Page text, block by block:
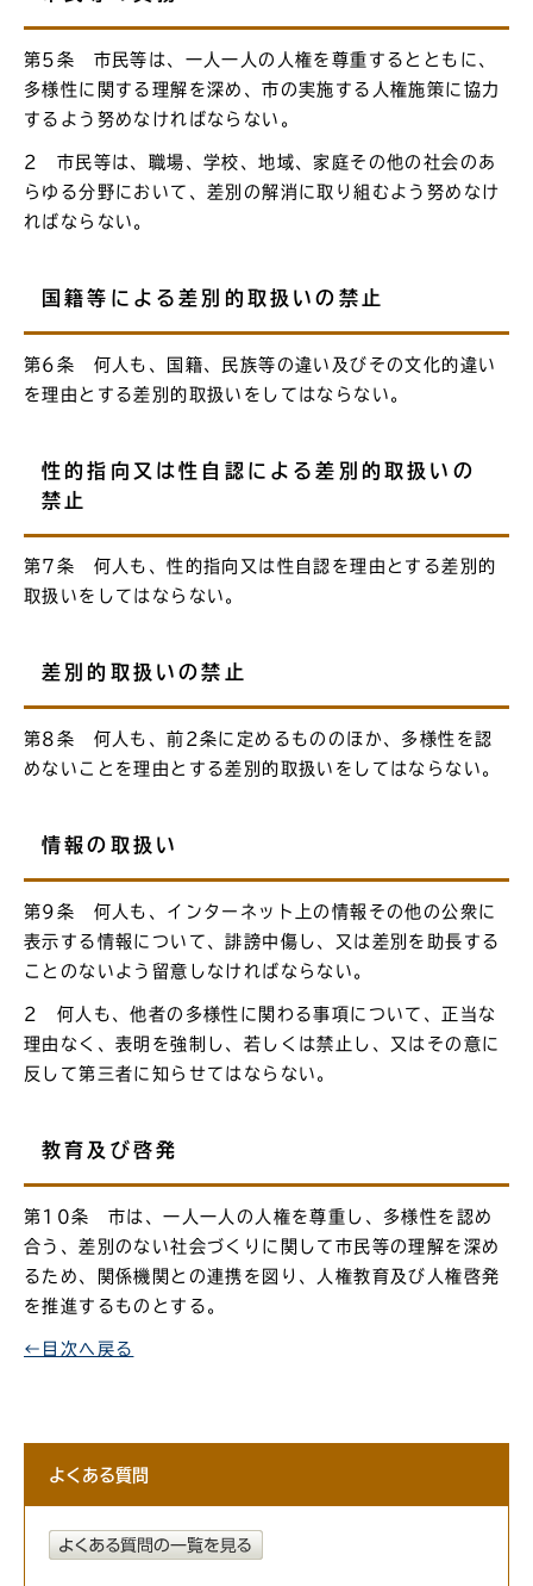
第5条 市民等は、一人一人の人権を尊重するとともに、
多様性に関する理解を深め、市の実施する人権施策に協力
するよう努めなければならない。
2 市民等は、職場、学校、地域、家庭その他の社会のあ
らゆる分野において、差別の解消に取り組むよう努めなけ
ればならない。
国籍等による差別的取扱いの禁止
第6条 何人も、国籍、民族等の違い及びその文化的違い
を理由とする差別的取扱いをしてはならない。
性的指向又は性自認による差別的取扱いの
禁止
第7条 何人も、性的指向又は性自認を理由とする差別的
取扱いをしてはならない。
差別的取扱いの禁止
第8条 何人も、前2条に定めるもののほか、多様性を認
めないことを理由とする差別的取扱いをしてはならない。
情報の取扱い
第9条 何人も、インターネット上の情報その他の公衆に
表示する情報について、誹謗中傷し、又は差別を助長する
ことのないよう留意しなければならない。
2 何人も、他者の多様性に関わる事項について、正当な
理由なく、表明を強制し、若しくは禁止し、又はその意に
反して第三者に知らせてはならない。
教育及び啓発
第10条 市は、一人一人の人権を尊重し、多様性を認め
合う、差別のない社会づくりに関して市民等の理解を深め
るため、関係機関との連携を図り、人権教育及び人権啓発
を推進するものとする。
←目次へ戻る
よくある質問